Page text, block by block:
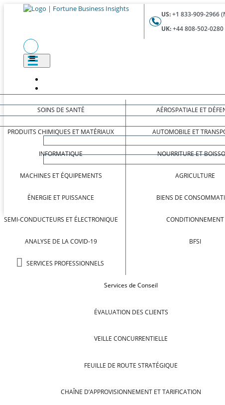
US:+1 833-909-2966
UK:+44 808-502-
SOINS DE SANTÉ
PRODUITS CHIMIQUES ET MATÉRIAUX
INFORMATIQUE
MACHINES ET ÉQUIPEMENTS
ÉNERGIE ET PUISSANCE
SEMI-CONDUCTEURS ET ÉLECTRONIQUE
ANALYSE DE LA COVID-19
SERVICES PROFESSIONNELS
AÉROSPATIALE ET
AUTOMOBILE ET
NOURRITURE ET
AGRICULTURE
BIENS DE
CONDITIONNEMENT
BFSI
Services de Conseil
ÉVALUATION DES CLIENTS
VEILLE CONCURRENTIELLE
FEUILLE DE ROUTE STRATÉGIQUE
CHAÎNE D’APPROVISIONNEMENT ET TARIFICATION